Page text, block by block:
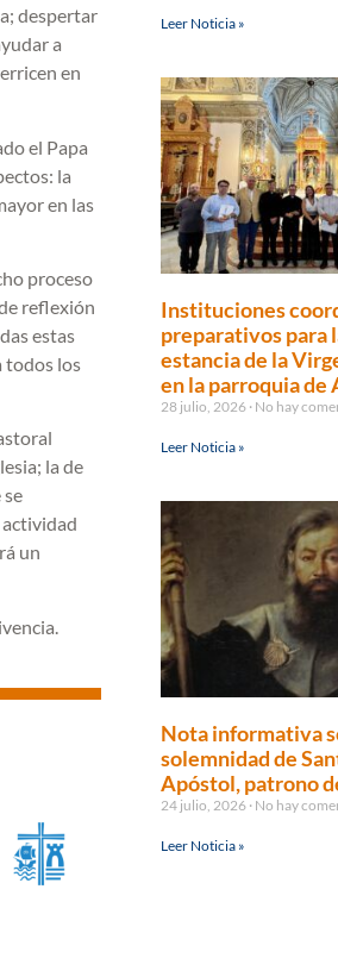
despertar
a
en
el Papa
la
en las
proceso
reflexión
estas
todos los
la de
se
actividad
un
Leer Noticia »
Instituciones
preparativos para
estancia de la
en la parroquia de
28 julio, 2026 No hay
Leer Noticia »
Nota informativa
solemnidad de
Apóstol, patrono
24 julio, 2026 No hay
Leer Noticia »